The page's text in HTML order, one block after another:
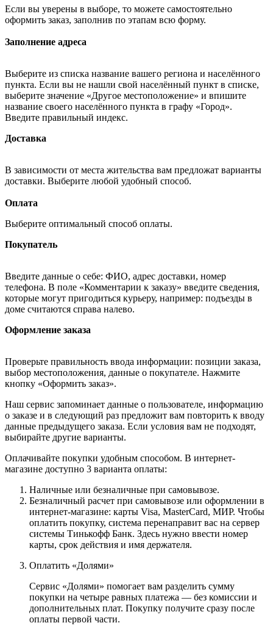
Если вы уверены в выборе, то можете самостоятельно
оформить заказ, заполнив по этапам всю форму.
Заполнение адреса
Выберите из списка название вашего региона и населённого
пункта. Если вы не нашли свой населённый пункт в списке,
выберите значение «Другое местоположение» и впишите
название своего населённого пункта в графу «Город».
Введите правильный индекс.
Доставка
В зависимости от места жительства вам предложат варианты
доставки. Выберите любой удобный способ.
Оплата
Выберите оптимальный способ оплаты.
Покупатель
Введите данные о себе: ФИО, адрес доставки, номер
телефона. В поле «Комментарии к заказу» введите сведения,
которые могут пригодиться курьеру, например: подъезды в
доме считаются справа налево.
Оформление заказа
Проверьте правильность ввода информации: позиции заказа,
выбор местоположения, данные о покупателе. Нажмите
кнопку «Оформить заказ».
Наш сервис запоминает данные о пользователе, информацию
о заказе и в следующий раз предложит вам повторить к вводу
данные предыдущего заказа. Если условия вам не подходят,
выбирайте другие варианты.
Оплачивайте покупки удобным способом. В интернет-
магазине доступно 3 варианта оплаты:
Наличные или безналичные при самовывозе.
Безналичный расчет при самовывозе или оформлении в
интернет-магазине: карты Visa, MasterCard, МИР. Чтобы
оплатить покупку, система перенаправит вас на сервер
системы Тинькофф Банк. Здесь нужно ввести номер
карты, срок действия и имя держателя.
Оплатить «Долями»
Сервис «Долями» помогает вам разделить сумму
покупки на четыре равных платежа — без комиссии и
дополнительных плат. Покупку получите сразу после
оплаты первой части.